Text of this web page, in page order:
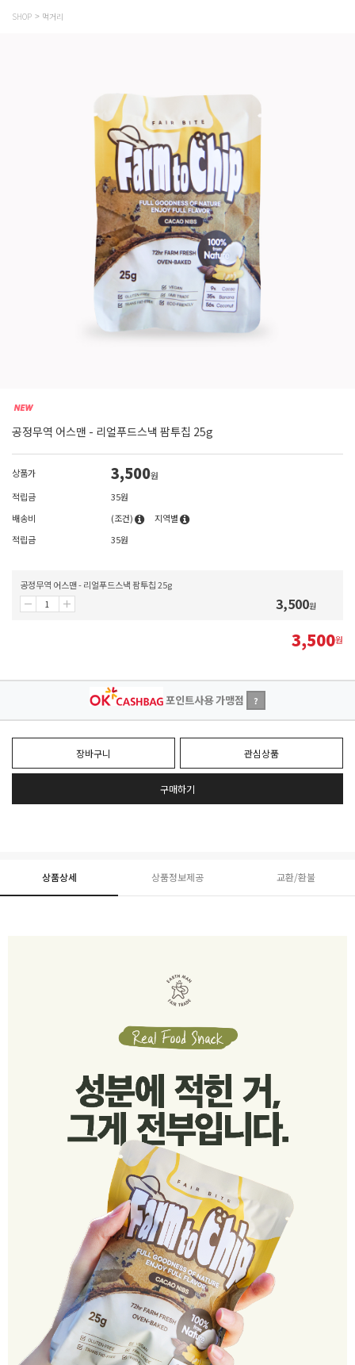
SHOP 먹거리
공정무역 어스맨 - 리얼푸드스낵 팜투칩 25g
상품가 3,500원
적립금
35원
배송비
(조건)
지역별
적립금
35원
공정무역 어스맨 - 리얼푸드스낵 팜투칩 25g
3,500원
3,500원
포인트사용 가맹점 ?
장바구니 관심상품
구매하기
상품상세 상품정보제공 교환/환불